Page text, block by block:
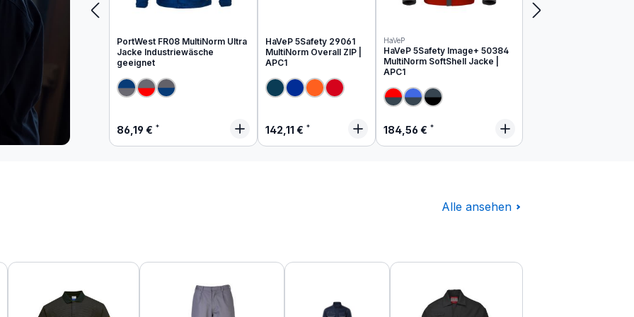
PortWest FR08 MultiNorm Ultra
Jacke Industriewäsche
geeignet
Regulärer Preis:
86,19 €
HaVeP 5Safety 29061
MultiNorm Overall ZIP |
APC1
Regulärer Preis:
142,11 €
HaVeP
HaVeP 5Safety Image+ 50384
MultiNorm SoftShell Jacke |
APC1
Regulärer Preis:
184,56 €
Alle ansehen